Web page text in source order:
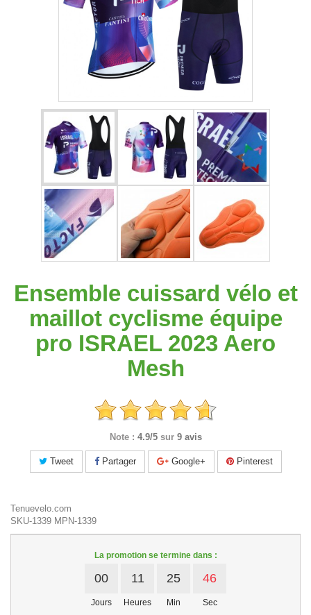
Ensemble cuissard vélo et
maillot cyclisme équipe
pro ISRAEL 2023 Aero
Mesh
Note : 4.9/5 sur 9 avis
Tweet Partager Google+ Pinterest
Tenuevelo.com
SKU-1339 MPN-1339
La promotion se termine dans :
00
Jours
11
Heures
25
Min
46
Sec